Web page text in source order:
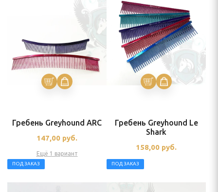
Гребень Greyhound ARC
147,00 руб.
Ещё 1 вариант
Гребень Greyhound Le
Shark
158,00 руб.
ПОД ЗАКАЗ ПОД ЗАКАЗ